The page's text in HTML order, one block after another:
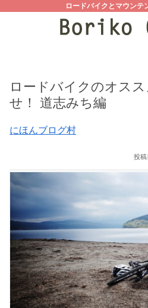
ロードバイクとマウンテ
ロードバイクのオス
せ！ 道志みち編
にほんブログ村